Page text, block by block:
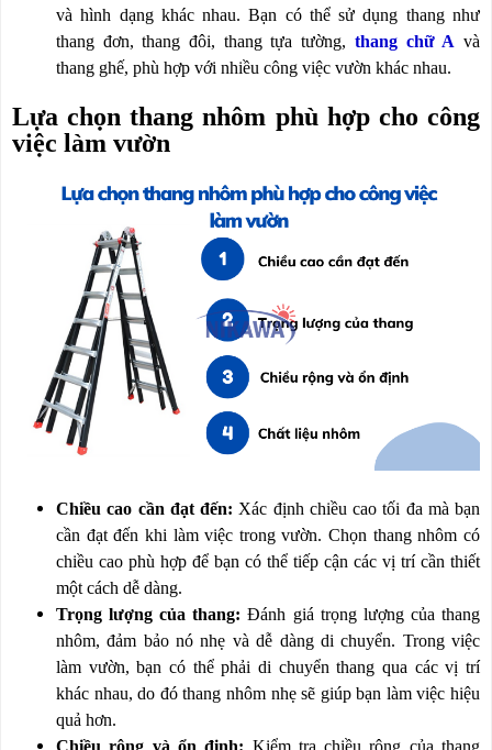
và hình dạng khác nhau. Bạn có thể sử dụng thang như
thang đơn, thang đôi, thang tựa tường, thang chữ A và
thang ghế, phù hợp với nhiều công việc vườn khác nhau.
Lựa chọn thang nhôm phù hợp cho công
việc làm vườn
Chiều cao cần đạt đến: Xác định chiều cao tối đa mà bạn
cần đạt đến khi làm việc trong vườn. Chọn thang nhôm có
chiều cao phù hợp để bạn có thể tiếp cận các vị trí cần thiết
một cách dễ dàng.
Trọng lượng của thang:Đánh giá trọng lượng của thang
nhôm, đảm bảo nó nhẹ và dễ dàng di chuyển. Trong việc
làm vườn, bạn có thể phải di chuyển thang qua các vị trí
khác nhau, do đó thang nhôm nhẹ sẽ giúp bạn làm việc hiệu
quả hơn.